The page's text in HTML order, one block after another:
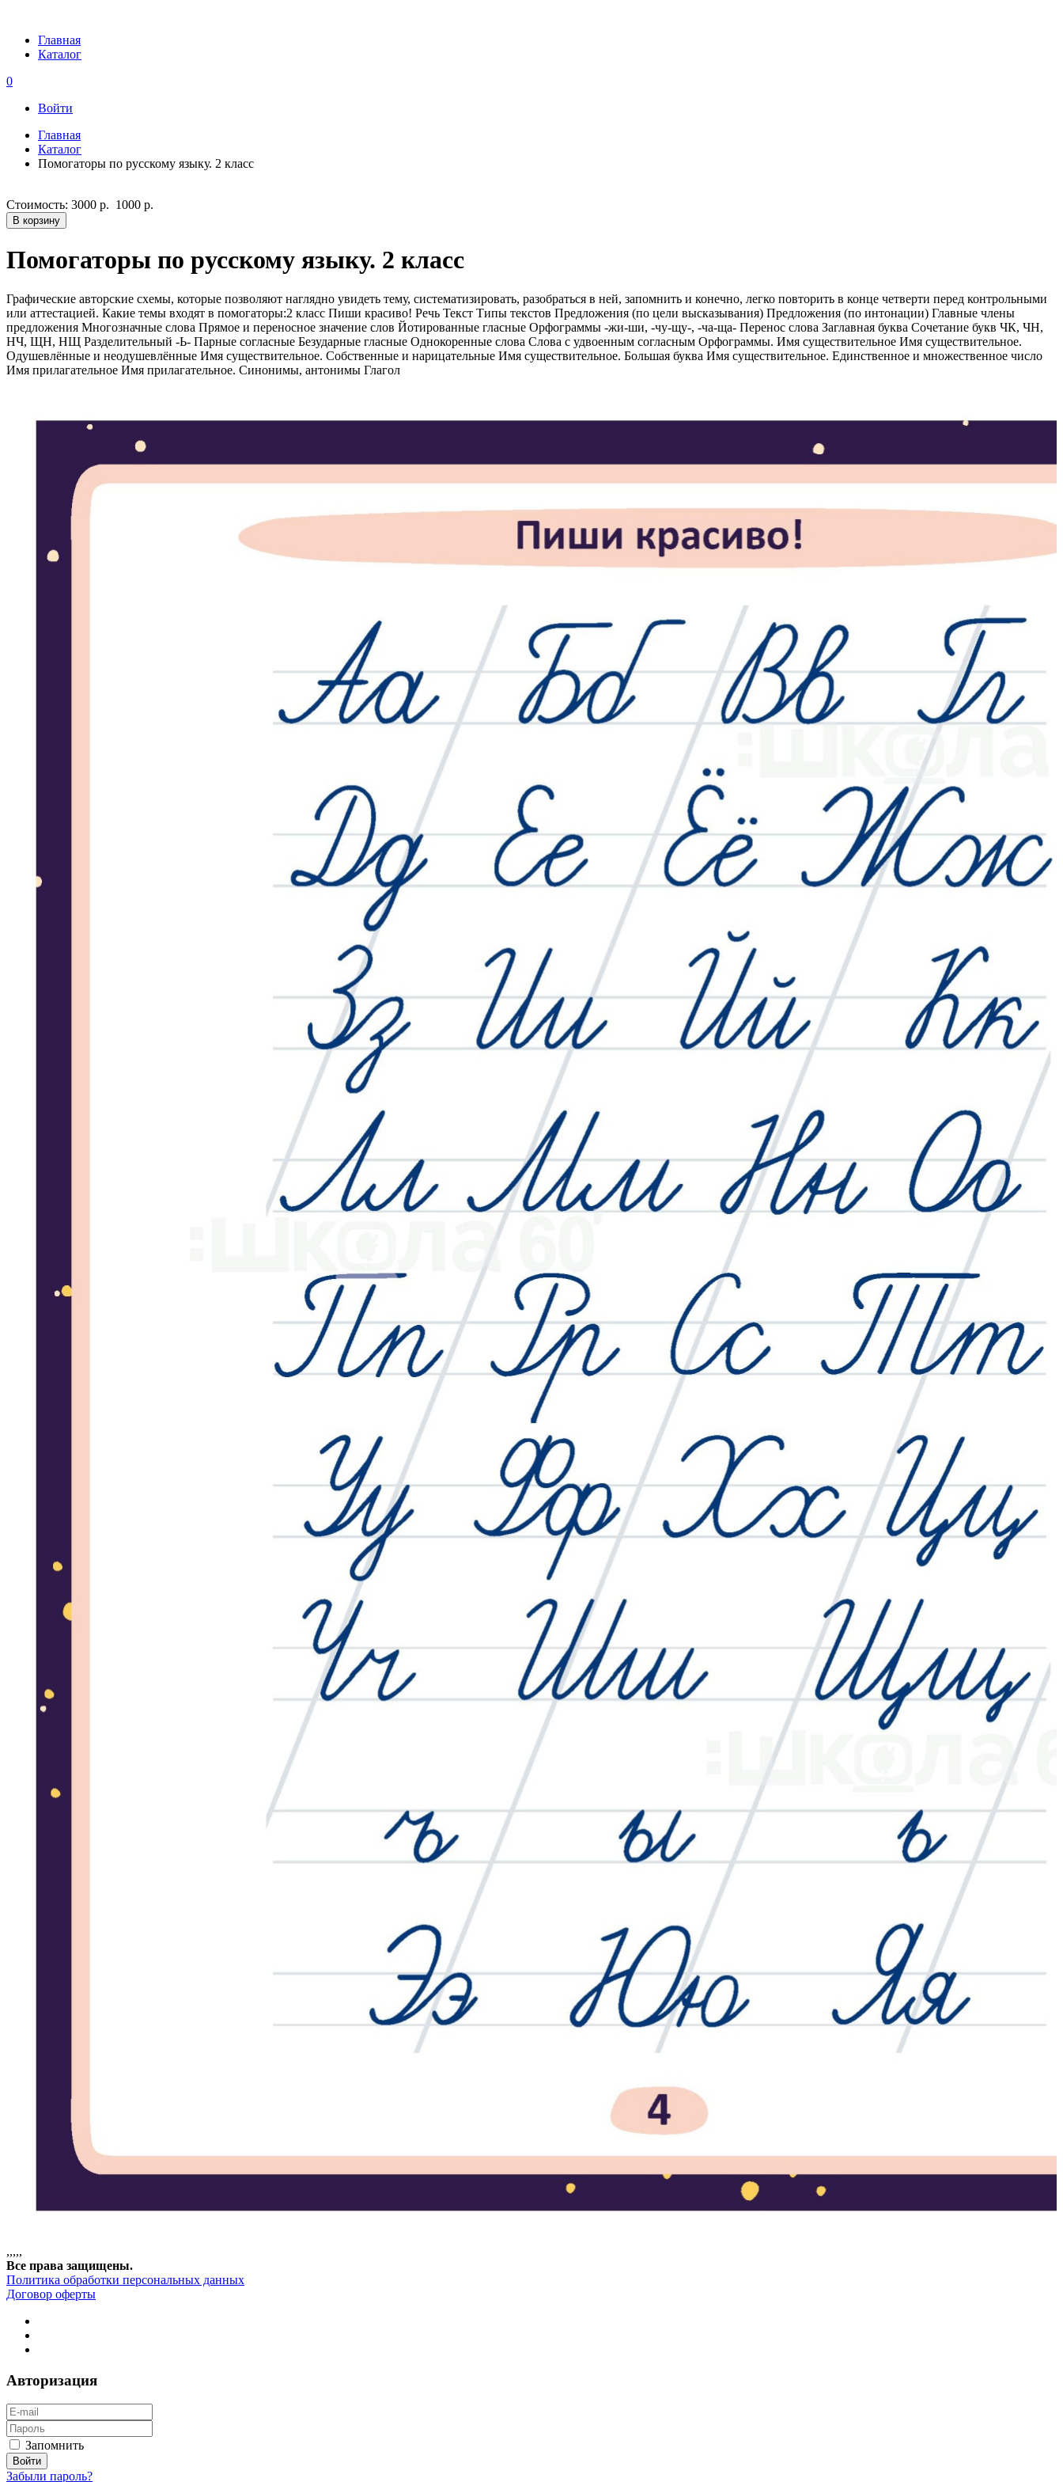
Главная
Каталог
0
Войти
Главная
Каталог
Помогаторы по русскому языку. 2 класс
Стоимость: 3000 р. 1000 р.
В корзину
Помогаторы по русскому языку. 2 класс
Графические авторские cхемы, которые позволяют наглядно увидеть тему, систематизировать, разобраться в ней, запомнить и конечно, легко повторить в конце четверти перед контрольными
или аттестацией. Какие темы входят в помогаторы:2 класс Пиши красиво! Речь Текст Типы текстов Предложения (по цели высказывания) Предложения (по интонации) Главные члены
предложения Многозначные слова Прямое и переносное значение слов Йотированные гласные Орфограммы -жи-ши, -чу-щу-, -ча-ща- Перенос слова Заглавная буква Сочетание букв ЧК, ЧН,
НЧ, ЩН, НЩ Разделительный -Ь- Парные согласные Безударные гласные Однокоренные слова Слова с удвоенным согласным Орфограммы. Имя существительное Имя существительное.
Одушевлённые и неодушевлённые Имя существительное. Собственные и нарицательные Имя существительное. Большая буква Имя существительное. Единственное и множественное число
Имя прилагательное Имя прилагательное. Синонимы, антонимы Глагол
,,,,,
Все права защищены.
Политика обработки персональных данных
Договор оферты
Авторизация
Запомнить
Забыли пароль?